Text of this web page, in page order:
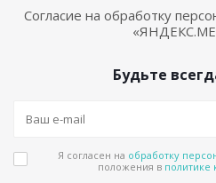
Согласие на обработку
Будьте
Я согласен на обработку
положения в политике